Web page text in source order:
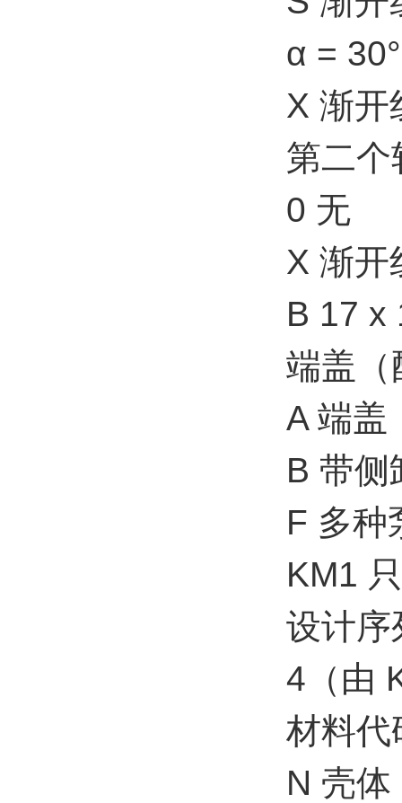
α =
X 渐开
第二个
0 无
X 渐开
B 17 x
端盖（
A 端盖
B 带侧
F 多种
KM1
设计序
4（由
材料代
N 壳体